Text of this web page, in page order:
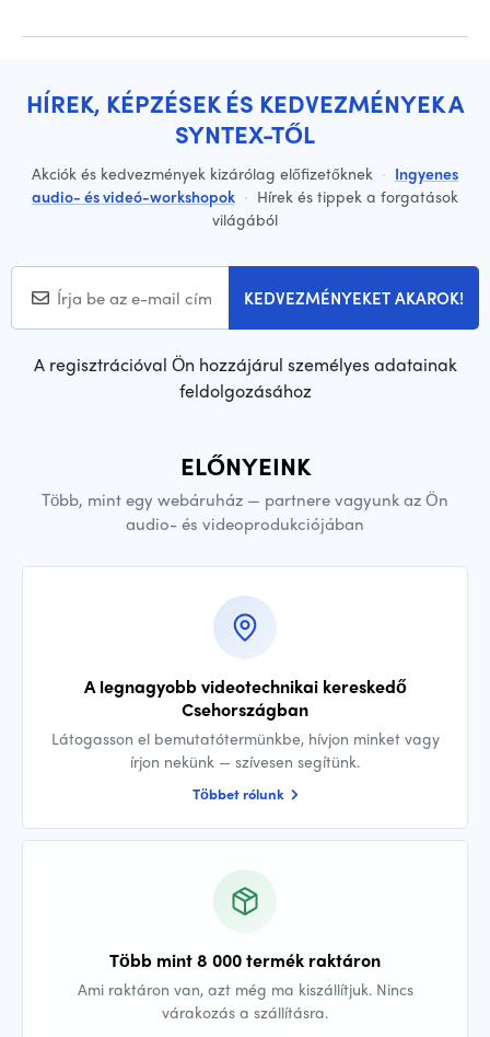
HÍREK, KÉPZÉSEK ÉS KEDVEZMÉNYEK A
SYNTEX-TŐL
Akciók és kedvezmények kizárólag előfizetőknek · Ingyenes
audio- és videó-workshopok · Hírek és tippek a forgatások
világából
KEDVEZMÉNYEKET AKAROK!
A regisztrációval Ön hozzájárul személyes adatainak
feldolgozásához
ELŐNYEINK
Több, mint egy webáruház — partnere vagyunk az Ön
audio- és videoprodukciójában
A legnagyobb videotechnikai kereskedő
Csehországban
Látogasson el bemutatótermünkbe, hívjon minket vagy
írjon nekünk — szívesen segítünk.
Többet rólunk
Több mint 8 000 termék raktáron
Ami raktáron van, azt még ma kiszállítjuk. Nincs
várakozás a szállításra.